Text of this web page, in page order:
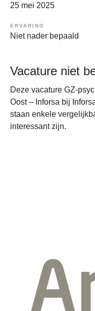
25 mei 2025
ERVARING
Niet nader bepaald
Vacature niet
Deze vacature GZ-
Oost – Inforsa bij
staan enkele
interessant zijn.